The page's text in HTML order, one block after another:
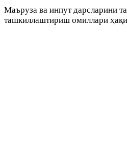
Маъруза ва инпут дарсларини
ташкиллаштириш омиллари